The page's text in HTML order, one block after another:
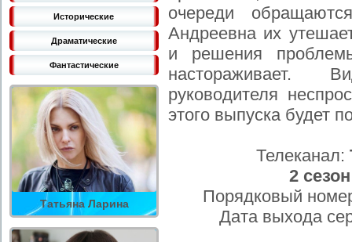
Исторические
Драматические
Фантастические
Татьяна Ларина
очереди
Андреевна их
и решения
настораживает.
руководителя
этого выпуска будет
Телеканал:
2 сезон
Порядковый
Дата выхода